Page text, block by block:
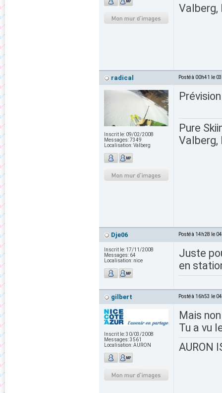
Valberg,
radical Posté à 00h41 le
Inscrit le: 09/02/2008
Messages:7349
Localisation:Valberg
Pure
Valberg,
Dje06 Posté à 14h28 le
Inscrit le: 17/11/2008
Messages: 64
Localisation: nice
Juste
en
gilbert Posté à 16h53 le
Inscrit le:30/03/2008
Messages:3561
Localisation:AURON
Mais
Tu a vu
AURON